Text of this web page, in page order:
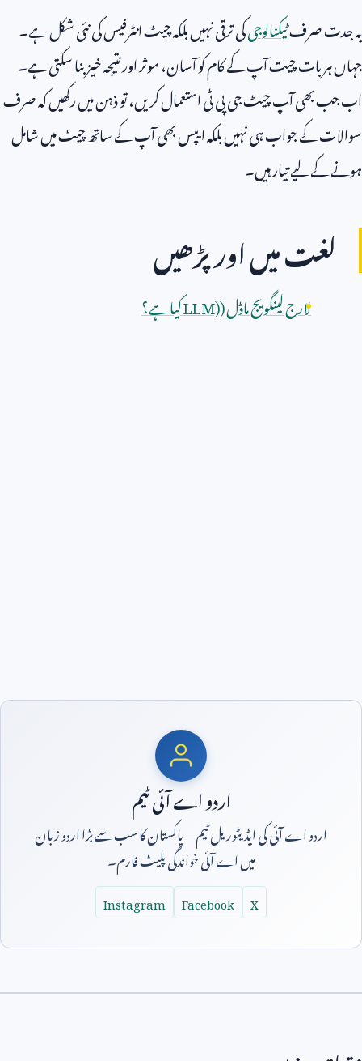
یہ جدت صرفٹیکنالوجیکی ترقی نہیں بلکہ چیٹ انٹرفیس کی نئی شکل ہے۔
جہاں ہر بات چیت آپ کے کام کو آسان، موثر اور نتیجہ خیز بنا سکتی ہے۔
اب جب بھی آپ چیٹ جی پی ٹی استعمال کریں، تو ذہن میں رکھیں کہ صرف
سوالات کے جواب ہی نہیں بلکہ ایپس بھی آپ کے ساتھ چیٹ میں شامل
ہونے کے لیے تیار ہیں۔
لغت میں اور پڑھیں
لارج لینگویج ماڈل (LLM)کیا ہے؟
اردو اے آئی ٹیم
اردو اے آئی کی ایڈیٹوریل ٹیم — پاکستان کا سب سے بڑا اردو زبان
میں اے آئی خواندگی پلیٹ فارم۔
X
Facebook
Instagram